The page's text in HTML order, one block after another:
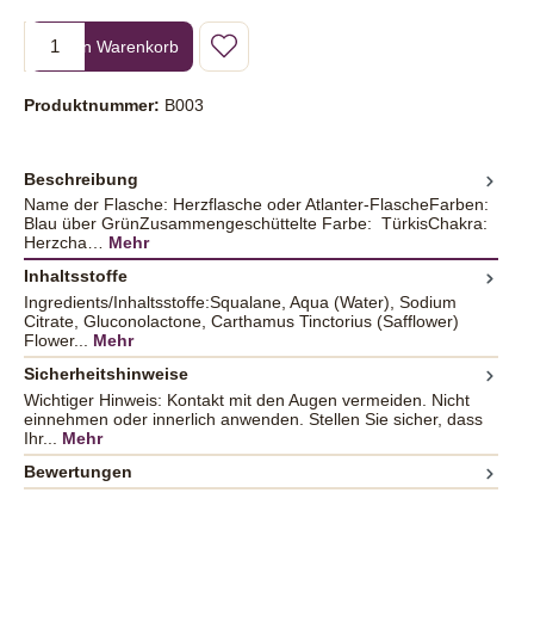
Produkt Anzahl: Gib den gewünschten Wert ein oder benutze die
In den Warenkorb
Produktnummer: B003
Beschreibung
Name der Flasche: Herzflasche oder Atlanter-FlascheFarben:
Blau über GrünZusammengeschüttelte Farbe: TürkisChakra:
Herzcha… Mehr
Inhaltsstoffe
Ingredients/Inhaltsstoffe:Squalane, Aqua (Water), Sodium
Citrate, Gluconolactone, Carthamus Tinctorius (Safflower)
Flower... Mehr
Sicherheitshinweise
Wichtiger Hinweis: Kontakt mit den Augen vermeiden. Nicht
einnehmen oder innerlich anwenden. Stellen Sie sicher, dass
Ihr... Mehr
Bewertungen